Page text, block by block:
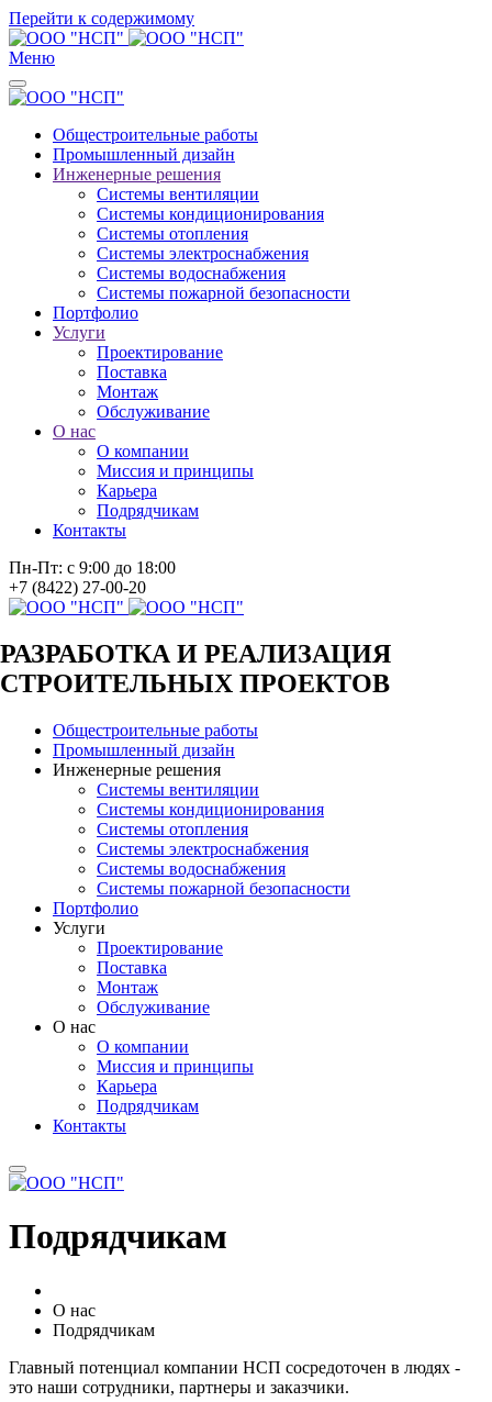
Перейти к содержимому
Меню
Общестроительные работы
Промышленный дизайн
Инженерные решения
Системы вентиляции
Системы кондиционирования
Системы отопления
Системы электроснабжения
Системы водоснабжения
Системы пожарной безопасности
Портфолио
Услуги
Проектирование
Поставка
Монтаж
Обслуживание
О нас
О компании
Миссия и принципы
Карьера
Подрядчикам
Контакты
Пн-Пт: с 9:00 до 18:00
+7 (8422) 27-00-20
РАЗРАБОТКА И РЕАЛИЗАЦИЯ
СТРОИТЕЛЬНЫХ ПРОЕКТОВ
Общестроительные работы
Промышленный дизайн
Инженерные решения
Системы вентиляции
Системы кондиционирования
Системы отопления
Системы электроснабжения
Системы водоснабжения
Системы пожарной безопасности
Портфолио
Услуги
Проектирование
Поставка
Монтаж
Обслуживание
О нас
О компании
Миссия и принципы
Карьера
Подрядчикам
Контакты
Подрядчикам
О нас
Подрядчикам
Главный потенциал компании НСП сосредоточен в людях -
это наши сотрудники, партнеры и заказчики.